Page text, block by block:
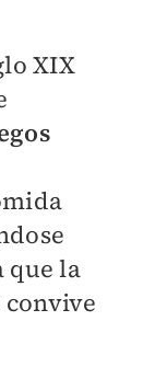
XIX
que la
convive